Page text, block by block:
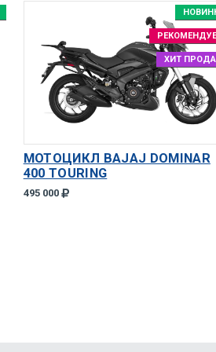
ХИТ
МОТОЦИКЛ BAJAJ DOMINAR
400 TOURING
495 000